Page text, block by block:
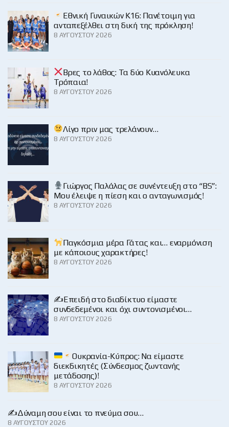
Εθνική Γυναικών Κ16: Πανέτοιμη για
ανταπεξέλθει στη δική της πρόκληση!
8 ΑΥΓΟΎΣΤΟΥ 2026
Βρες το λάθος: Τα δύο Κυανόλευκα
Τρόπαια!
8 ΑΥΓΟΎΣΤΟΥ 2026
Λίγο πριν μας τρελάνουν…
8 ΑΥΓΟΎΣΤΟΥ 2026
Γιώργος Παλάλας σε συνέντευξη στο “BS”:
Μου έλειψε η πίεση και ο ανταγωνισμός!
8 ΑΥΓΟΎΣΤΟΥ 2026
Παγκόσμια μέρα Γάτας και… εναρμόνιση
με κάποιους χαρακτήρες!
8 ΑΥΓΟΎΣΤΟΥ 2026
✍️Επειδή στο διαδίκτυο είμαστε
συνδεδεμένοι και όχι συντονισμένοι…
8 ΑΥΓΟΎΣΤΟΥ 2026
Ουκρανία-Κύπρος: Να είμαστε
διεκδικητές (Σύνδεσμος ζωντανής
μετάδοσης)!
8 ΑΥΓΟΎΣΤΟΥ 2026
✍️Δύναμη σου είναι το πνεύμα σου…
8 ΑΥΓΟΎΣΤΟΥ 2026